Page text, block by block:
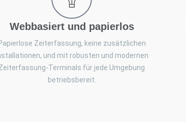
Webbasiert und papierlos
Zeiterfassung, keine zusätzlichen
und mit robusten und modernen
Terminals für jede Umgebung
betriebsbereit.